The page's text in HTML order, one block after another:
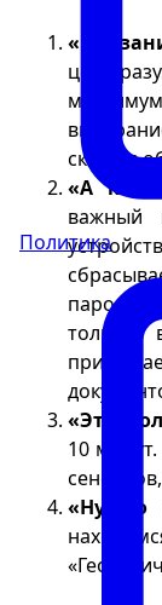
Политика
«Вы
цен
скажем
«А как
важный
пароли
только
«Это
10
«Нужно